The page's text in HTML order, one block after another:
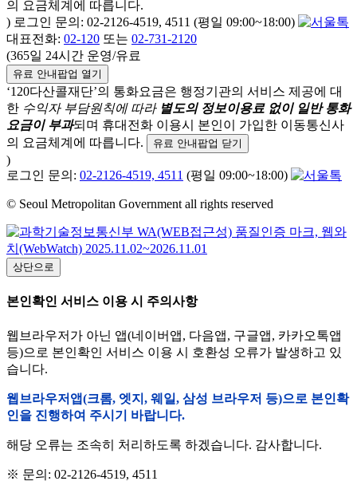
의 요금체계에 따릅니다.
) 로그인 문의: 02-2126-4519, 4511 (평일 09:00~18:00)
대표전화: 02-120 또는 02-731-2120
(365일 24시간 운영/유료
유료 안내팝업 열기
‘120다산콜재단’의 통화요금은 행정기관의 서비스 제공에 대
한 수익자 부담원칙에 따라 별도의 정보이용료 없이 일반 통화
요금이 부과되며 휴대전화 이용시 본인이 가입한 이동통신사
의 요금체계에 따릅니다.
유료 안내팝업 닫기
)
로그인 문의: 02-2126-4519, 4511 (평일 09:00~18:00)
© Seoul Metropolitan Government all rights reserved
상단으로
본인확인 서비스 이용 시 주의사항
웹브라우저가 아닌 앱(네이버앱, 다음앱, 구글앱, 카카오톡앱
등)으로 본인확인 서비스 이용 시 호환성 오류가 발생하고 있
습니다.
웹브라우저앱(크롬, 엣지, 웨일, 삼성 브라우저 등)으로 본인확
인을 진행하여 주시기 바랍니다.
해당 오류는 조속히 처리하도록 하겠습니다. 감사합니다.
※ 문의: 02-2126-4519, 4511